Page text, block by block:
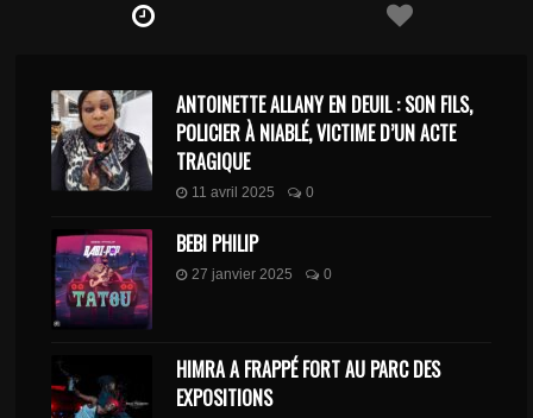
ANTOINETTE ALLANY EN DEUIL : SON FILS,
POLICIER À NIABLÉ, VICTIME D’UN ACTE
TRAGIQUE
11 avril 2025 0
BEBI PHILIP
27 janvier 2025 0
HIMRA A FRAPPÉ FORT AU PARC DES
EXPOSITIONS